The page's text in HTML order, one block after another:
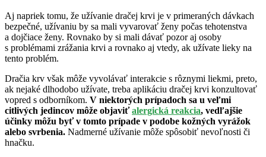
Aj napriek tomu, že užívanie dračej krvi je v primeraných dávkach
bezpečné, užívaniu by sa mali vyvarovať ženy počas tehotenstva
a dojčiace ženy. Rovnako by si mali dávať pozor aj osoby
s problémami zrážania krvi a rovnako aj vtedy, ak užívate lieky na
tento problém.
Dračia krv však môže vyvolávať interakcie s rôznymi liekmi, preto,
ak nejaké dlhodobo užívate, treba aplikáciu dračej krvi konzultovať
vopred s odborníkom. V niektorých prípadoch sa u veľmi
citlivých jedincov môže objaviťalergická reakcia, vedľajšie
účinky môžu byť v tomto prípade v podobe kožných vyrážok
alebo svrbenia. Nadmerné užívanie môže spôsobiť nevoľnosti či
hnačku.